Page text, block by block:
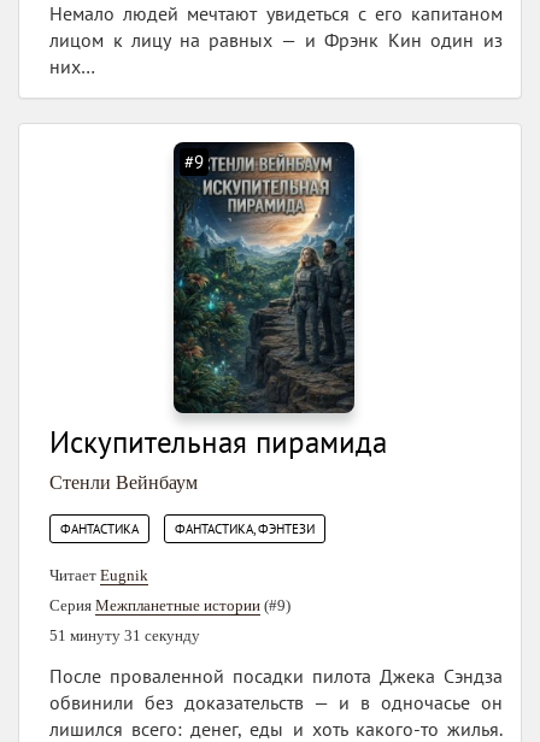
Немало людей мечтают увидеться с его капитаном
лицом к лицу на равных — и Фрэнк Кин один из
них…
#9
Искупительная пирамида
Стенли Вейнбаум
ФАНТАСТИКА ФАНТАСТИКА, ФЭНТЕЗИ
Читает Eugnik
Серия Межпланетные истории (#9)
51 минуту 31 секунду
После проваленной посадки пилота Джека Сэндза
обвинили без доказательств — и в одночасье он
лишился всего: денег, еды и хоть какого-то жилья.